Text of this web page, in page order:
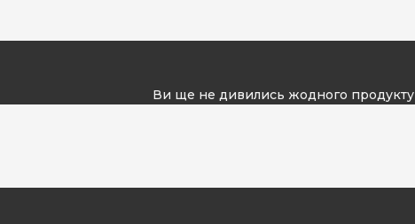
Ви ще не дивились жодного продукту